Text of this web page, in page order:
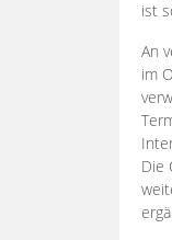
ist
An
im
Die